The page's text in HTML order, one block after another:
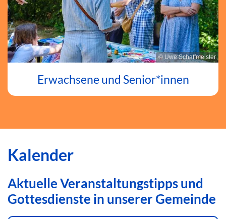
© Uwe Schaffmeister
Erwachsene und Senior*innen
Kalender
Aktuelle Veranstaltungstipps und
Gottesdienste in unserer Gemeinde